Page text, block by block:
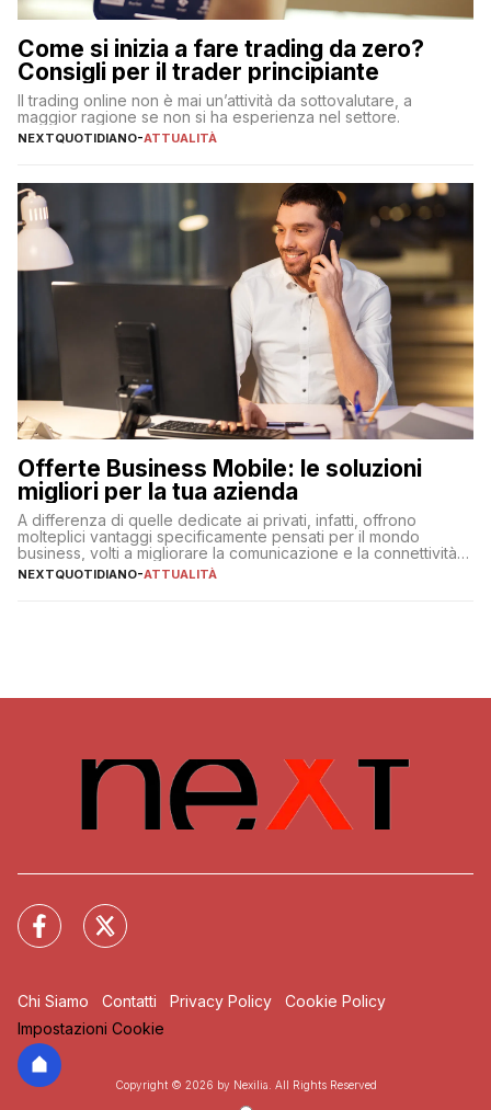
Come si inizia a fare trading da zero?
Consigli per il trader principiante
Il trading online non è mai un’attività da sottovalutare, a
maggior ragione se non si ha esperienza nel settore.
NEXTQUOTIDIANO-ATTUALITÀ
Offerte Business Mobile: le soluzioni
migliori per la tua azienda
A differenza di quelle dedicate ai privati, infatti, offrono
molteplici vantaggi specificamente pensati per il mondo
business, volti a migliorare la comunicazione e la connettività
degli utenti
NEXTQUOTIDIANO-ATTUALITÀ
Chi Siamo Contatti Privacy Policy
Cookie Policy
Impostazioni Cookie
Copyright © 2026 by Nexilia. All Rights Reserved